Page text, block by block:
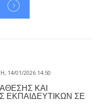
14/01/2026 14:50
ΚΑΙ
ΕΚΠΑΙΔΕΥΤΙΚΩΝ ΣΕ